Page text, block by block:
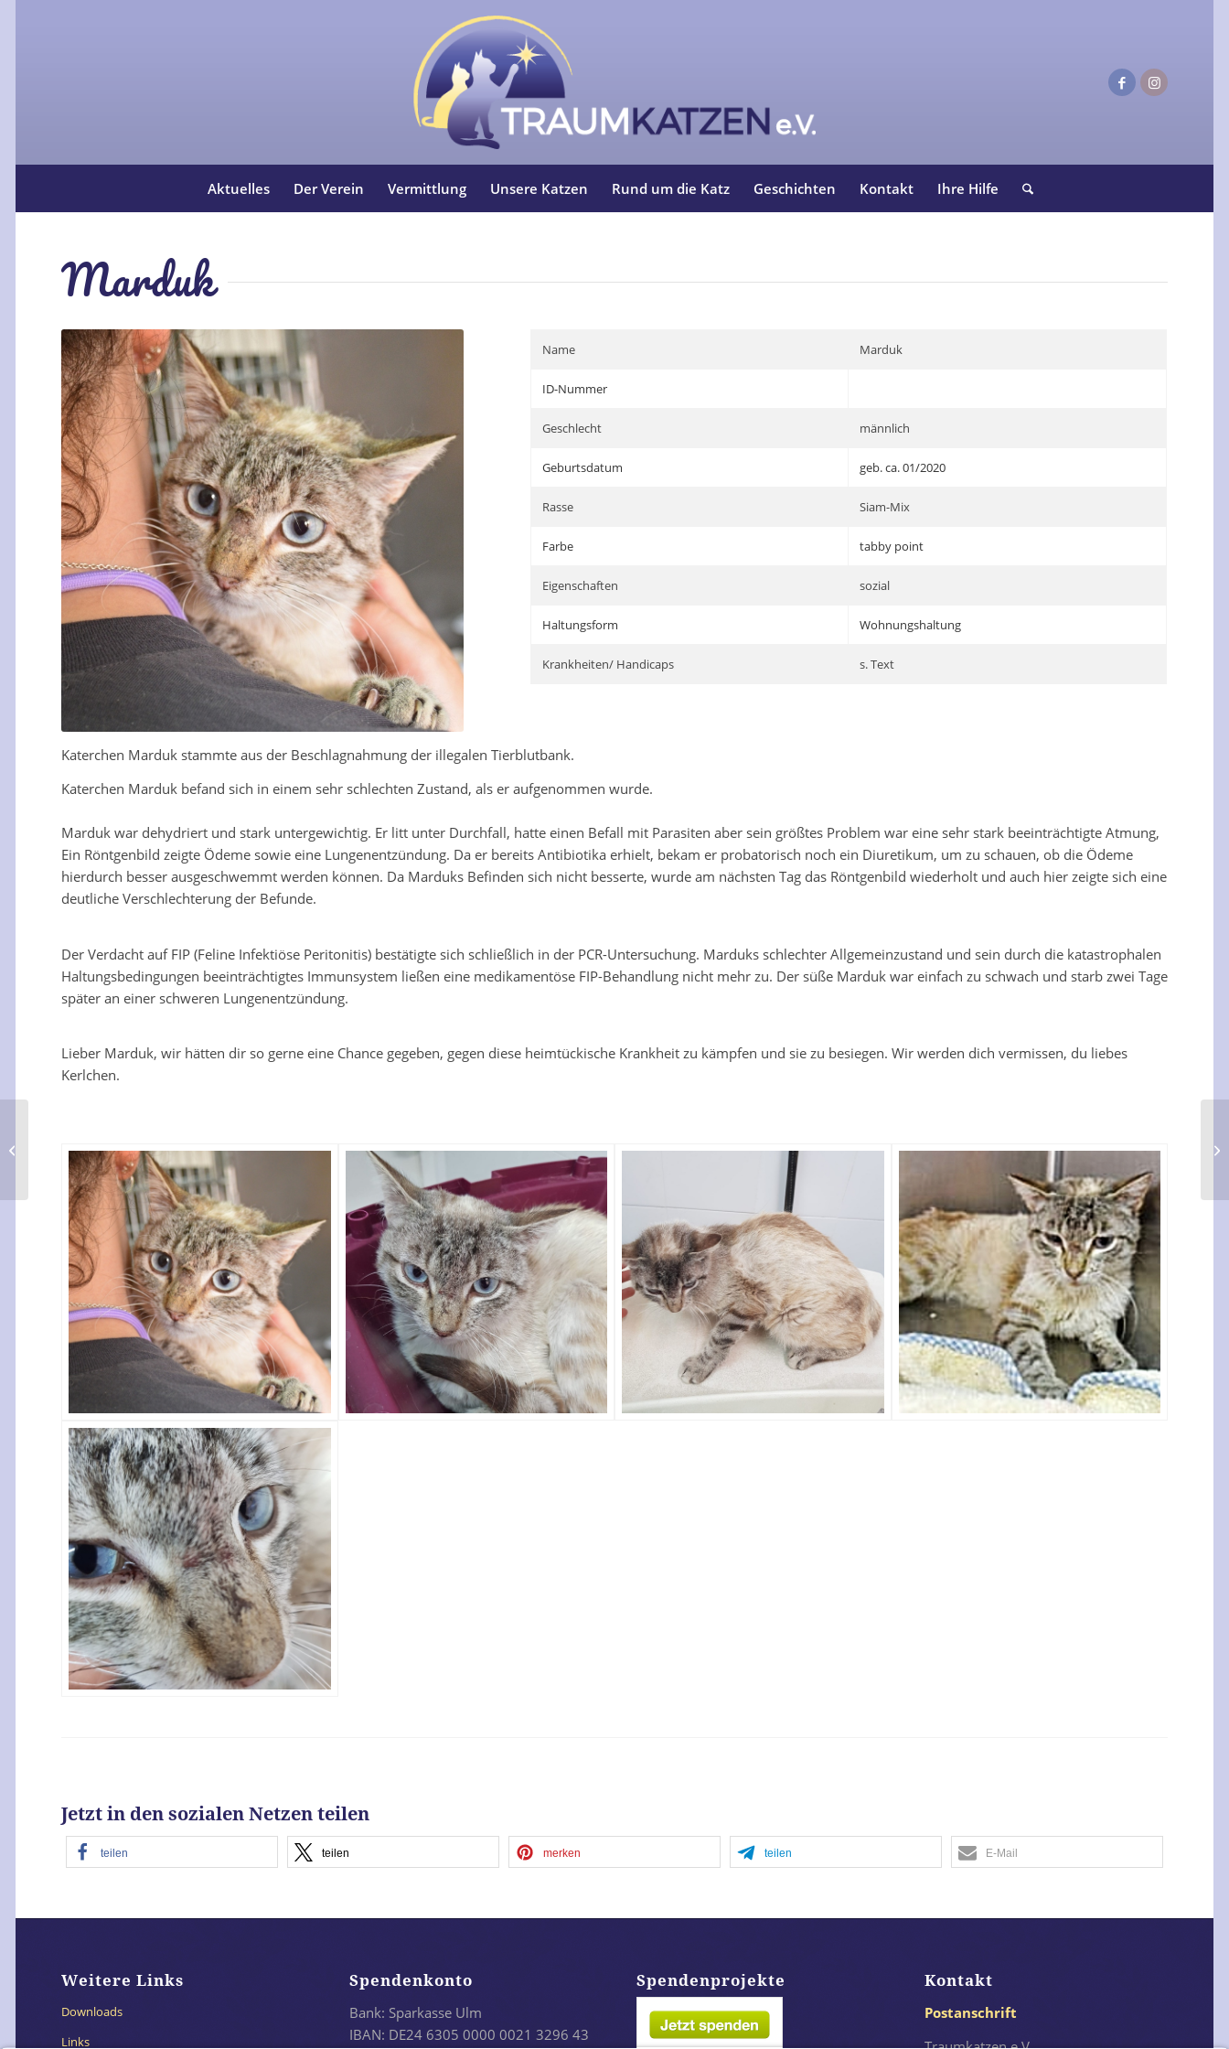
Aktuelles Der Verein Vermittlung Unsere Katzen Rund um die Katz Geschichten Kontakt Ihre Hilfe
Marduk
Name Marduk
ID-Nummer
Geschlecht männlich
Geburtsdatum geb. ca. 01/2020
Rasse Siam-Mix
Farbe tabby point
Eigenschaften sozial
Haltungsform Wohnungshaltung
Krankheiten/ Handicaps s. Text
Katerchen Marduk stammte aus der Beschlagnahmung der illegalen Tierblutbank.
Katerchen Marduk befand sich in einem sehr schlechten Zustand, als er aufgenommen wurde.
Marduk war dehydriert und stark untergewichtig. Er litt unter Durchfall, hatte einen Befall mit Parasiten aber sein größtes Problem war eine sehr stark beeinträchtigte Atmung,
Ein Röntgenbild zeigte Ödeme sowie eine Lungenentzündung. Da er bereits Antibiotika erhielt, bekam er probatorisch noch ein Diuretikum, um zu schauen, ob die Ödeme
hierdurch besser ausgeschwemmt werden können. Da Marduks Befinden sich nicht besserte, wurde am nächsten Tag das Röntgenbild wiederholt und auch hier zeigte sich eine
deutliche Verschlechterung der Befunde.
Der Verdacht auf FIP (Feline Infektiöse Peritonitis) bestätigte sich schließlich in der PCR-Untersuchung. Marduks schlechter Allgemeinzustand und sein durch die katastrophalen
Haltungsbedingungen beeinträchtigtes Immunsystem ließen eine medikamentöse FIP-Behandlung nicht mehr zu. Der süße Marduk war einfach zu schwach und starb zwei Tage
später an einer schweren Lungenentzündung.
Lieber Marduk, wir hätten dir so gerne eine Chance gegeben, gegen diese heimtückische Krankheit zu kämpfen und sie zu besiegen. Wir werden dich vermissen, du liebes
Kerlchen.
Jetzt in den sozialen Netzen teilen
teilen teilen merken teilen E-Mail
Weitere Links
Downloads
Links
Spendenkonto
Bank: Sparkasse Ulm
IBAN: DE24 6305 0000 0021 3296 43
Spendenprojekte Kontakt
Postanschrift
Guadix